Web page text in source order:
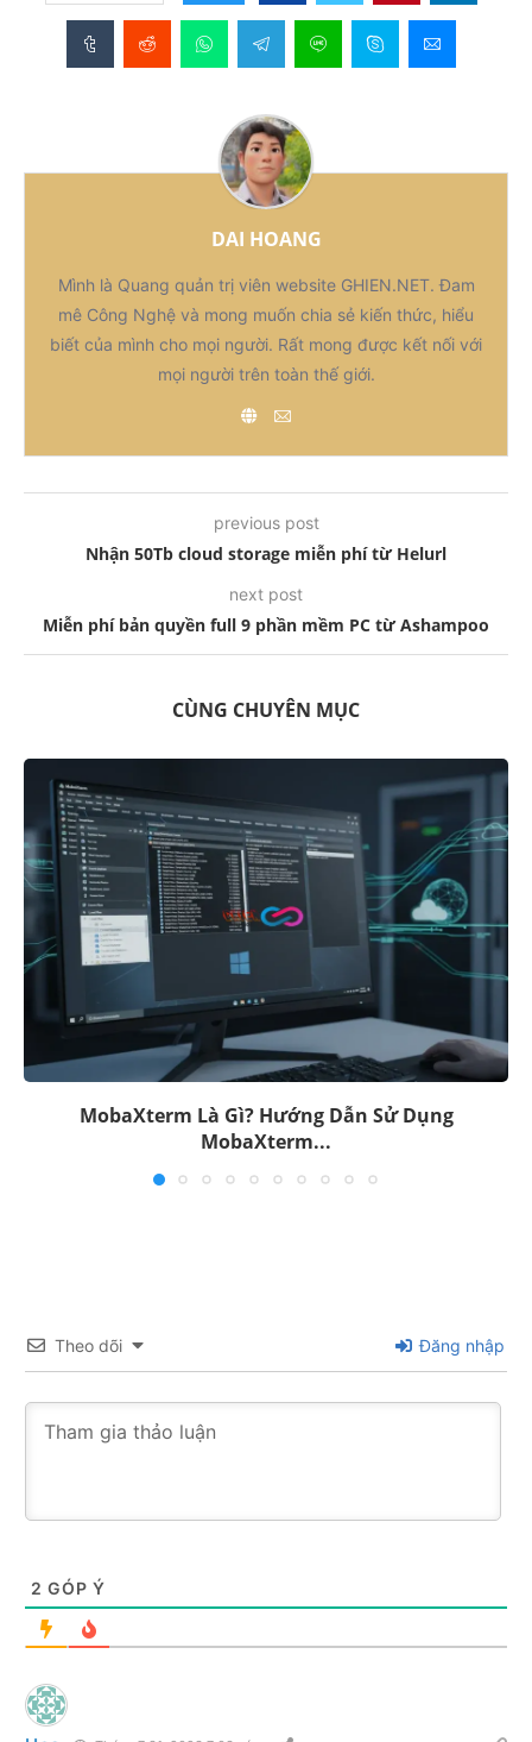
DAI HOANG
Mình là Quang quản trị viên website GHIEN.NET. Đam
mê Công Nghệ và mong muốn chia sẻ kiến thức, hiểu
biết của mình cho mọi người. Rất mong được kết nối với
mọi người trên toàn thế giới.
previous post
Nhận 50Tb cloud storage miễn phí từ Helurl
next post
Miễn phí bản quyền full 9 phần mềm PC từ Ashampoo
CÙNG CHUYÊN MỤC
Markdown (.md) là gì? Khám phá Đặc tính...
Hoa